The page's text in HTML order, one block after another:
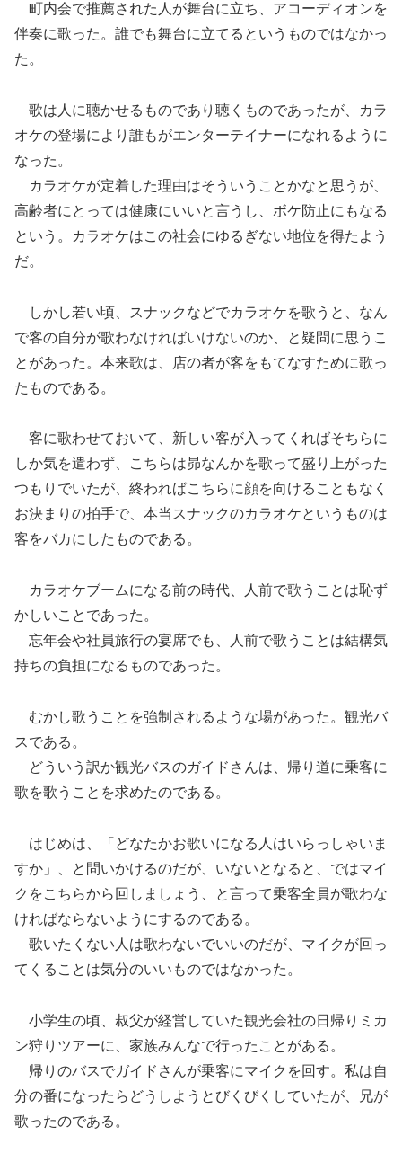
町内会で推薦された人が舞台に立ち、アコーディオンを
伴奏に歌った。誰でも舞台に立てるというものではなかっ
た。
歌は人に聴かせるものであり聴くものであったが、カラ
オケの登場により誰もがエンターテイナーになれるように
なった。
カラオケが定着した理由はそういうことかなと思うが、
高齢者にとっては健康にいいと言うし、ボケ防止にもなる
という。カラオケはこの社会にゆるぎない地位を得たよう
だ。
しかし若い頃、スナックなどでカラオケを歌うと、なん
で客の自分が歌わなければいけないのか、と疑問に思うこ
とがあった。本来歌は、店の者が客をもてなすために歌っ
たものである。
客に歌わせておいて、新しい客が入ってくればそちらに
しか気を遣わず、こちらは昴なんかを歌って盛り上がった
つもりでいたが、終わればこちらに顔を向けることもなく
お決まりの拍手で、本当スナックのカラオケというものは
客をバカにしたものである。
カラオケブームになる前の時代、人前で歌うことは恥ず
かしいことであった。
忘年会や社員旅行の宴席でも、人前で歌うことは結構気
持ちの負担になるものであった。
むかし歌うことを強制されるような場があった。観光バ
スである。
どういう訳か観光バスのガイドさんは、帰り道に乗客に
歌を歌うことを求めたのである。
はじめは、「どなたかお歌いになる人はいらっしゃいま
すか」、と問いかけるのだが、いないとなると、ではマイ
クをこちらから回しましょう、と言って乗客全員が歌わな
ければならないようにするのである。
歌いたくない人は歌わないでいいのだが、マイクが回っ
てくることは気分のいいものではなかった。
小学生の頃、叔父が経営していた観光会社の日帰りミカ
ン狩りツアーに、家族みんなで行ったことがある。
帰りのバスでガイドさんが乗客にマイクを回す。私は自
分の番になったらどうしようとびくびくしていたが、兄が
歌ったのである。